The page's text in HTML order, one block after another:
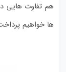
هم تفاوت هایی
ها خواهیم